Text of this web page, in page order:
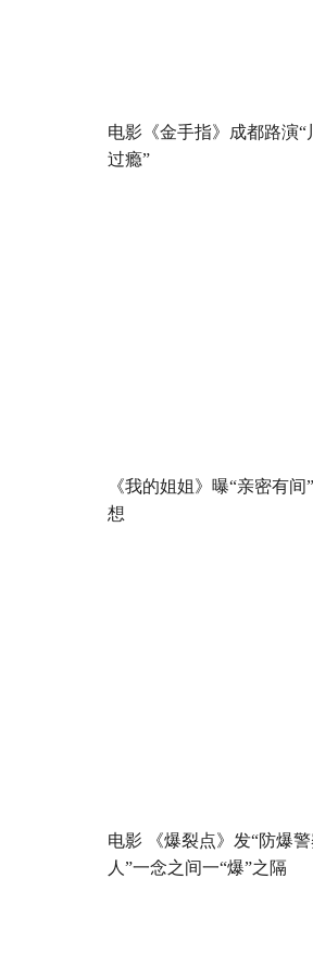
电影《金手指》成都路演
过瘾”
《我的姐姐》曝“亲密有
想
电影 《爆裂点》发“防爆
人”一念之间一“爆”之隔